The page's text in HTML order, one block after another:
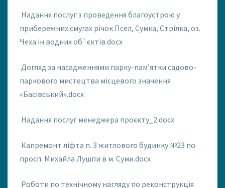
Надання послуг з проведення благоустрою у
прибережних смугах річок Псел, Сумка, Стрілка, оз.
Чеха ін водних об`єктів.docx
Догляд за насадженнями парку-пам’ятки садово-
паркового мистецтва місцевого значення
«Басівський».docx
Надання послуг менеджера проєкту_2.docx
Капремонт ліфта п. 3 житлового будинку №23 по
просп. Михайла Лушпи в м. Суми.docx
Роботи по технічному нагляду по реконструкція